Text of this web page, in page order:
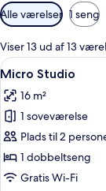
Tilgængelige
filtre
for
værelser
Alle værelser 1 seng
Viser 13 ud af 13
Indlæs
alle
billeder
af
Micro
Studio
5
Micro Studio
16 m²
1 soveværelse
Plads til 2
1 dobbeltseng
Gratis Wi-Fi